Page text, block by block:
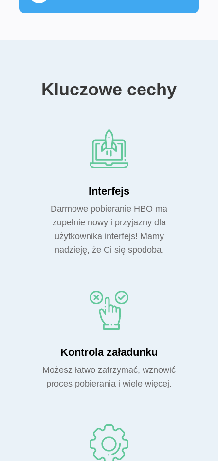
Kluczowe cechy
Interfejs
Darmowe pobieranie HBO ma
zupełnie nowy i przyjazny dla
użytkownika interfejs! Mamy
nadzieję, że Ci się spodoba.
Kontrola załadunku
Możesz łatwo zatrzymać, wznowić
proces pobierania i wiele więcej.